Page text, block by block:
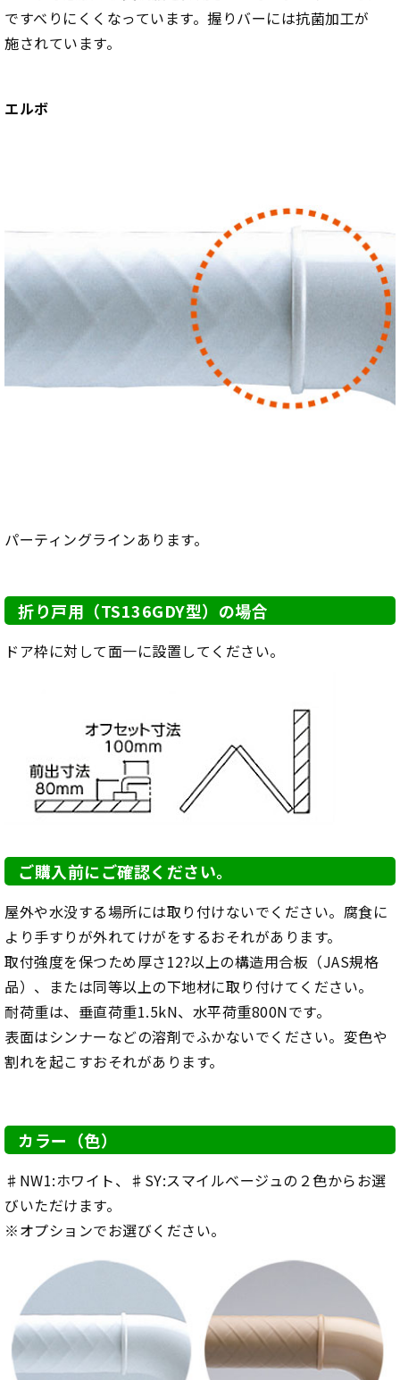
ですべりにくくなっています。握りバーには抗菌加工が
施されています。
エルボ
パーティングラインあります。
折り戸用（TS136GDY型）の場合
ドア枠に対して面一に設置してください。
ご購入前にご確認ください。
屋外や水没する場所には取り付けないでください。腐食に
より手すりが外れてけがをするおそれがあります。
取付強度を保つため厚さ12?以上の構造用合板（JAS規格
品）、または同等以上の下地材に取り付けてください。
耐荷重は、垂直荷重1.5kN、水平荷重800Nです。
表面はシンナーなどの溶剤でふかないでください。変色や
割れを起こすおそれがあります。
カラー（色）
♯NW1:ホワイト、♯SY:スマイルベージュの２色からお選
びいただけます。
※オプションでお選びください。